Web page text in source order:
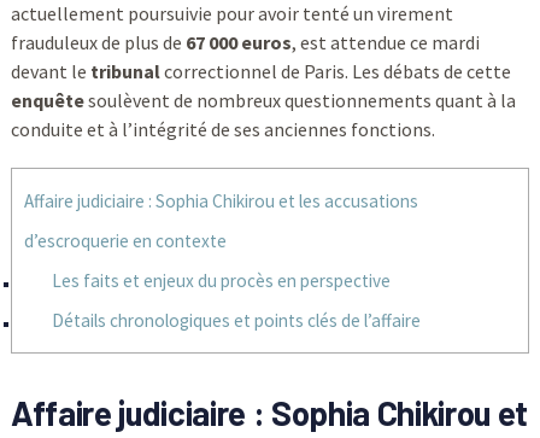
actuellement poursuivie pour avoir tenté un virement
frauduleux de plus de 67 000 euros, est attendue ce mardi
devant le tribunalcorrectionnel de Paris. Les débats de cette
enquêtesoulèvent de nombreux questionnements quant à la
conduite et à l’intégrité de ses anciennes fonctions.
Affaire judiciaire : Sophia Chikirou et les accusations
d’escroquerie en contexte
Les faits et enjeux du procès en perspective
Détails chronologiques et points clés de l’affaire
Affaire judiciaire : Sophia Chikirou et